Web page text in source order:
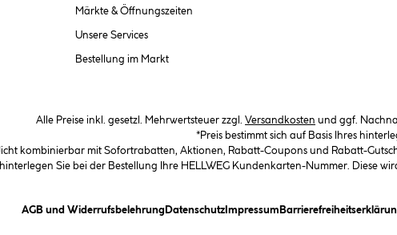
Märkte & Öffnungszeiten
Unsere Services
Bestellung im Markt
Alle Preise inkl. gesetzl. Mehrwertsteuer zzgl. Versandkosten und ggf.
*Preis bestimmt sich auf Basis Ihres
kombinierbar mit Sofortrabatten, Aktionen, Rabatt-Coupons und Rabatt-
hinterlegen Sie bei der Bestellung Ihre HELLWEG Kundenkarten-Nummer. Diese
AGB und Widerrufsbelehrung(öffnet ein Dialogfeld)
Datenschutz(öffnet ein Dialogfeld)
Impressum(öffnet ein Dialogfeld)